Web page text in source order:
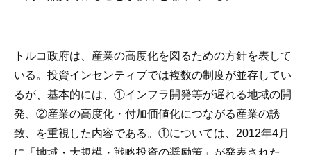
トルコ政府は、産業の高度化を図るための方針を表して
いる。投資インセンティブでは複数の制度が並存してい
るが、基本的には、①インフラ開発等が遅れる地域の開
発、②産業の高度化・付加価値化につながる産業の誘
致、を重視した内容である。①については、2012年4月
に「地域・大規模・戦略投資の奨励策」が発表された